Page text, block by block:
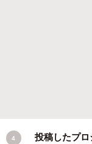
4 投稿したプロ